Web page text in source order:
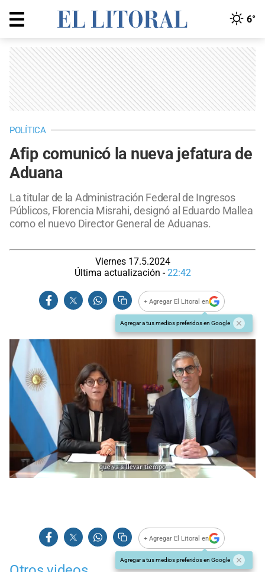
6°
POLÍTICA
Afip comunicó la nueva jefatura de
Aduana
La titular de la Administración Federal de Ingresos
Públicos, Florencia Misrahi, designó al Eduardo Mallea
como el nuevo Director General de Aduanas.
Viernes 17.5.2024
Última actualización - 22:42
+ Agregar El Litoral en
Agregar a tus medios preferidos en Google
+ Agregar El Litoral en
Agregar a tus medios preferidos en Google